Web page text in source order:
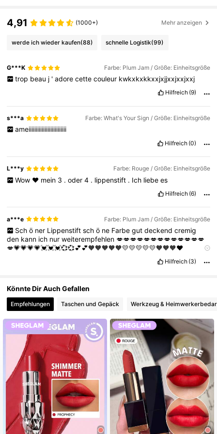
4.7M Follower
4.7M Follower
4.7M Follower
4,91 (1000+) Mehr anzeigen
werde ich wieder kaufen(88) schnelle Logistik(99)
G***K Farbe: Plum Jam / Größe: Einheitsgröße
trop beau j ' adore cette couleur kwkxkxkkxxjxjjxxjxxjxxj
Hilfreich (9)
s***a Farbe: What's Your Sign / Größe: Einheitsgröße
ameiiiiiiiiiiiiiiiiiiiiiiiiii
Hilfreich (0)
L***y Farbe: Rouge / Größe: Einheitsgröße
Wow ♥️ mein 3 . oder 4 . lippenstift . Ich liebe es
Hilfreich (6)
a***e Farbe: Plum Jam / Größe: Einheitsgröße
Sch ö ner Lippenstift sch ö ne Farbe gut deckend cremig
den kann ich nurweiterempfehlen 💋💋💋💋💋💋💋💋💋💋💋💋💋
💋💗💗💗💗💓💓💓💞💞💕💕🧡🧡🧡🧡🧡💛💛💛💛💛🧡🧡🧡❤
Hilfreich (3)
Könnte Dir Auch Gefallen
Empfehlungen Taschen und Gepäck Werkzeug &